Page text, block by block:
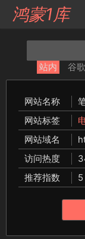
鸿蒙1库
站内 谷歌
网站名称
网站标签
网站域名
访问热度
推荐指数
5